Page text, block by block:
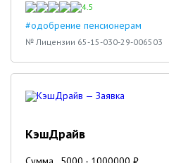
4.5
#одобрение пенсионерам
№ Лицензии 65-15-030-29-006503
КэшДрайв